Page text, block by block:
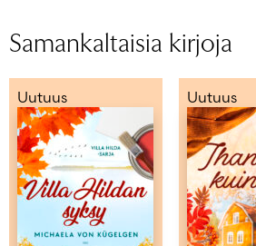
Samankaltaisia kirjoja
Uutuus Uutuus